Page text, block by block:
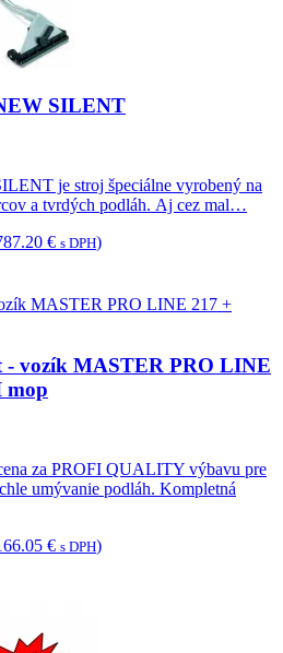
SILENT
je stroj špeciálne vyrobený na
a tvrdých podláh. Aj cez mal…
€ s DPH)
- vozík MASTER PRO LINE
mop
za PROFI QUALITY výbavu pre
umývanie podláh. Kompletná
€ s DPH)